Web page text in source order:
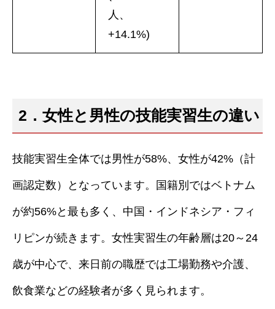
人、
+14.1%)
2．女性と男性の技能実習生の違い
技能実習生全体では男性が58%、女性が42%（計
画認定数）となっています。国籍別ではベトナム
が約56%と最も多く、中国・インドネシア・フィ
リピンが続きます。女性実習生の年齢層は20～24
歳が中心で、来日前の職歴では工場勤務や介護、
飲食業などの経験者が多く見られます。